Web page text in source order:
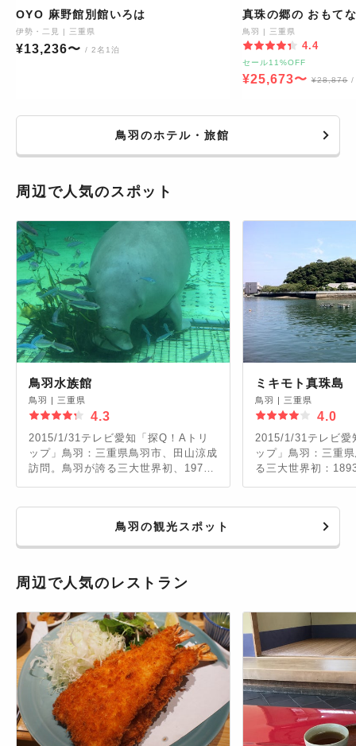
OYO 麻野館別館いろは
伊勢・二見 | 三重県
¥13,236〜 / 2名1泊
真珠の郷の おもて
鳥羽 | 三重県
4.4
セール11%OFF
¥25,673〜 ¥28,876 /
鳥羽のホテル・旅館
周辺で人気のスポット
鳥羽水族館
鳥羽 | 三重県
4.3
2015/1/31テレビ愛知「探Q！Aトリ
ップ」鳥羽：三重県鳥羽市、田山涼成
訪問。鳥羽が誇る三大世界初、1976
ラッコにはジャンプさせ、ガラスに張
りついた烏賊を取らせて運動不足解
ミキモト真珠島
鳥羽 | 三重県
4.0
2015/1/31テレビ愛
ップ」鳥羽：三重
る三大世界初：
鳥羽の観光スポット
周辺で人気のレストラン